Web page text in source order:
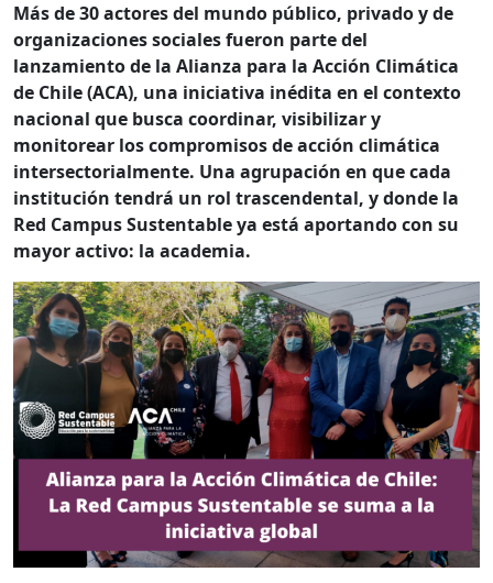
Más de 30 actores del mundo público, privado y de
organizaciones sociales fueron parte del
lanzamiento de la Alianza para la Acción Climática
de Chile (ACA), una iniciativa inédita en el contexto
nacional que busca coordinar, visibilizar y
monitorear los compromisos de acción climática
intersectorialmente. Una agrupación en que cada
institución tendrá un rol trascendental, y donde la
Red Campus Sustentable ya está aportando con su
mayor activo: la academia.